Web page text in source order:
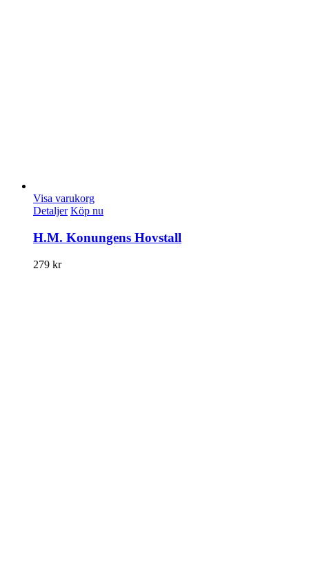
Visa varukorg
Detaljer Köp nu
H.M. Konungens Hovstall
279 kr